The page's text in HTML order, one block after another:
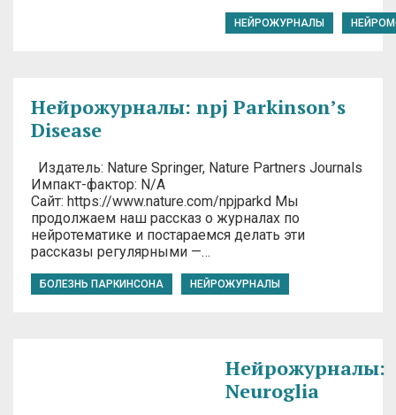
НЕЙРОЖУРНАЛЫ
Нейрожурналы: npj Parkinson’s
Disease
Издатель: Nature Springer, Nature Partners Journals
Импакт-фактор: N/A
Сайт: https://www.nature.com/npjparkd Мы
продолжаем наш рассказ о журналах по
нейротематике и постараемся делать эти
рассказы регулярными —…
БОЛЕЗНЬ ПАРКИНСОНА НЕЙРОЖУРНАЛЫ
Нейрожурналы:
Neuroglia